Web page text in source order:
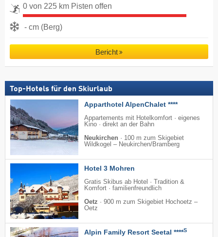
0 von 225 km Pisten offen
- cm (Berg)
Bericht
Top-Hotels für den Skiurlaub
Apparthotel AlpenChalet ****
Appartements mit Hotelkomfort · eigenes
Kino · direkt an der Bahn
Neukirchen · 100 m zum Skigebiet
Wildkogel – Neukirchen/​Bramberg
Hotel 3 Mohren
Gratis Skibus ab Hotel · Tradition &
Komfort · familienfreundlich
Oetz · 900 m zum Skigebiet Hochoetz –
Oetz
Alpin Family Resort Seetal ****S